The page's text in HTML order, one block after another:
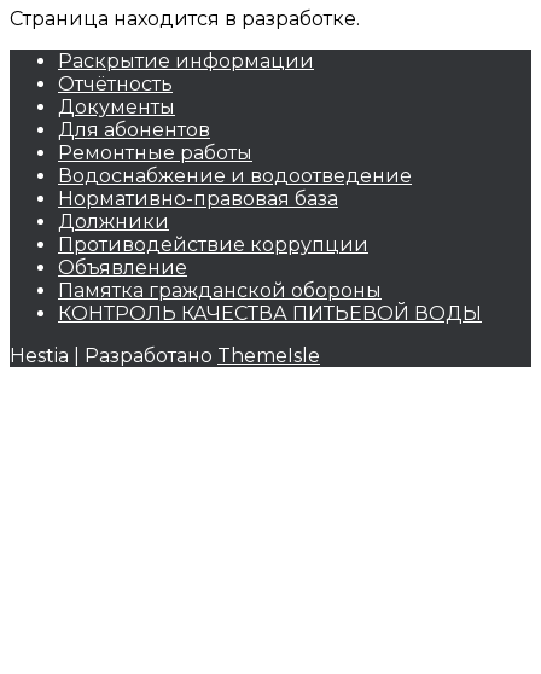
Страница находится в разработке.
Раскрытие информации
Отчётность
Документы
Для абонентов
Ремонтные работы
Водоснабжение и водоотведение
Нормативно-правовая база
Должники
Противодействие коррупции
Объявление
Памятка гражданской обороны
КОНТРОЛЬ КАЧЕСТВА ПИТЬЕВОЙ ВОДЫ
Hestia | Разработано ThemeIsle